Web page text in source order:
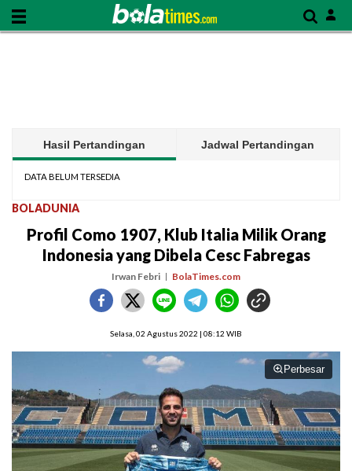
Hasil Pertandingan Jadwal Pertandingan
DATA BELUM TERSEDIA
BOLADUNIA
Profil Como 1907, Klub Italia Milik Orang
Indonesia yang Dibela Cesc Fabregas
Irwan Febri BolaTimes.com
Selasa, 02 Agustus 2022 | 08:12 WIB
Perbesar